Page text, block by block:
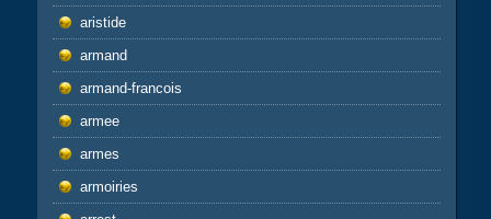
aristide
armand
armand-francois
armee
armes
armoiries